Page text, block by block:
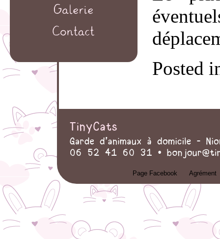
Posted
Page Facebook Agrément